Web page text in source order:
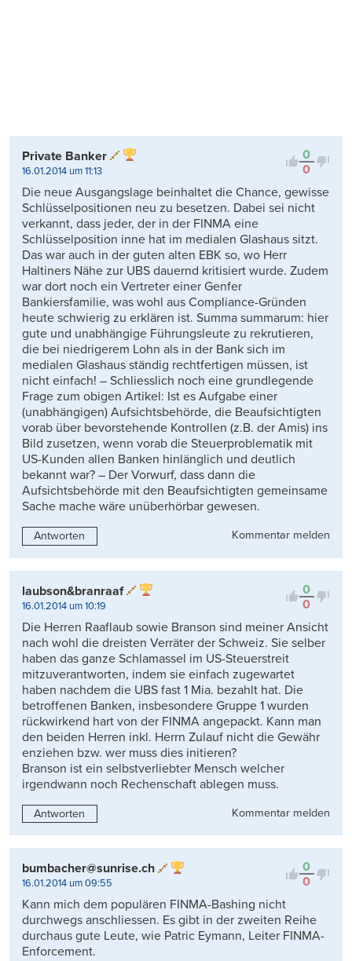
0
0
Private Banker
16.01.2014 um 11:13
Die neue Ausgangslage beinhaltet die Chance, gewisse
Schlüsselpositionen neu zu besetzen. Dabei sei nicht
verkannt, dass jeder, der in der FINMA eine
Schlüsselposition inne hat im medialen Glashaus sitzt.
Das war auch in der guten alten EBK so, wo Herr
Haltiners Nähe zur UBS dauernd kritisiert wurde. Zudem
war dort noch ein Vertreter einer Genfer
Bankiersfamilie, was wohl aus Compliance-Gründen
heute schwierig zu erklären ist. Summa summarum: hier
gute und unabhängige Führungsleute zu rekrutieren,
die bei niedrigerem Lohn als in der Bank sich im
medialen Glashaus ständig rechtfertigen müssen, ist
nicht einfach! – Schliesslich noch eine grundlegende
Frage zum obigen Artikel: Ist es Aufgabe einer
(unabhängigen) Aufsichtsbehörde, die Beaufsichtigten
vorab über bevorstehende Kontrollen (z.B. der Amis) ins
Bild zusetzen, wenn vorab die Steuerproblematik mit
US-Kunden allen Banken hinlänglich und deutlich
bekannt war? – Der Vorwurf, dass dann die
Aufsichtsbehörde mit den Beaufsichtigten gemeinsame
Sache mache wäre unüberhörbar gewesen.
Antworten Kommentar melden
0
0
laubson&branraaf
16.01.2014 um 10:19
Die Herren Raaflaub sowie Branson sind meiner Ansicht
nach wohl die dreisten Verräter der Schweiz. Sie selber
haben das ganze Schlamassel im US-Steuerstreit
mitzuverantworten, indem sie einfach zugewartet
haben nachdem die UBS fast 1 Mia. bezahlt hat. Die
betroffenen Banken, insbesondere Gruppe 1 wurden
rückwirkend hart von der FINMA angepackt. Kann man
den beiden Herren inkl. Herrn Zulauf nicht die Gewähr
enziehen bzw. wer muss dies initieren?
Branson ist ein selbstverliebter Mensch welcher
irgendwann noch Rechenschaft ablegen muss.
Antworten Kommentar melden
0
0
bumbacher@sunrise.ch
16.01.2014 um 09:55
Kann mich dem populären FINMA-Bashing nicht
durchwegs anschliessen. Es gibt in der zweiten Reihe
durchaus gute Leute, wie Patric Eymann, Leiter FINMA-
Enforcement.